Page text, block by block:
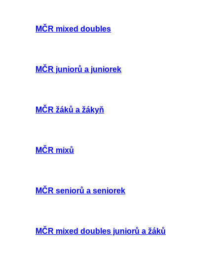
MČR mixed doubles
MČR juniorů a juniorek
MČR žáků a žákyň
MČR mixů
MČR seniorů a seniorek
MČR mixed doubles juniorů a žáků